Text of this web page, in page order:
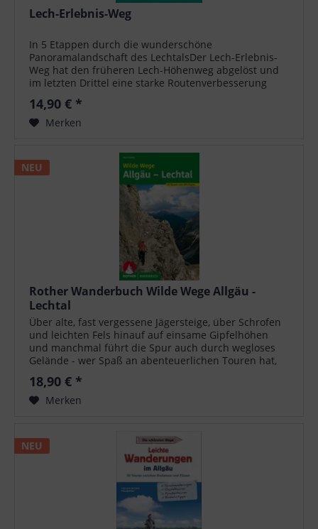
Lech-Erlebnis-Weg
In 5 Etappen durch die wunderschöne
Panoramalandschaft des LechtalsDer Lech-Erlebnis-
Weg hat den früheren Lech-Höhenweg abgelöst und
im letzten Drittel eine starke Routenverbesserung
erfahren. Nach wie vor schlängeln sich leichte
Wege,...
14,90 € *
Merken
NEU
Rother Wanderbuch Wilde Wege Allgäu -
Lechtal
Über alte, fast vergessene Jägersteige, über Schrofen
und leichten Fels hinauf auf einsame Gipfelhöhen
und manchmal führt die Spur auch durch wegloses
Gelände - wer Spaß an abenteuerlichen Touren hat,
für den ist das Rother Wanderbuch...
18,90 € *
Merken
NEU